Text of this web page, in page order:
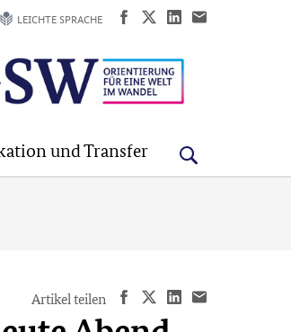
und Transfer
LEICHTE SPRACHE
Artikel teilen